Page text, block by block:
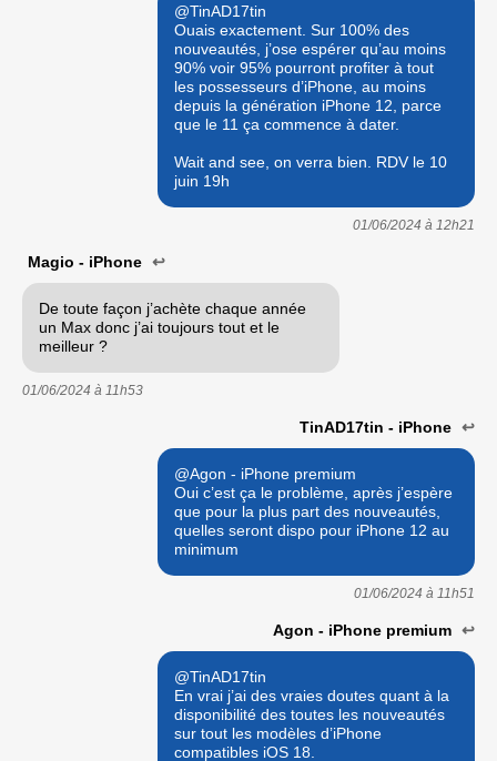
@TinAD17tin
Ouais exactement. Sur 100% des
nouveautés, j’ose espérer qu’au moins
90% voir 95% pourront profiter à tout
les possesseurs d’iPhone, au moins
depuis la génération iPhone 12, parce
que le 11 ça commence à dater.
Wait and see, on verra bien. RDV le 10
juin 19h
01/06/2024 à 12h21
Magio - iPhone ↩
De toute façon j’achète chaque année
un Max donc j’ai toujours tout et le
meilleur ?
01/06/2024 à 11h53
TinAD17tin - iPhone ↩
@Agon - iPhone premium
Oui c’est ça le problème, après j’espère
que pour la plus part des nouveautés,
quelles seront dispo pour iPhone 12 au
minimum
01/06/2024 à 11h51
Agon - iPhone premium ↩
@TinAD17tin
En vrai j’ai des vraies doutes quant à la
disponibilité des toutes les nouveautés
sur tout les modèles d’iPhone
compatibles iOS 18.